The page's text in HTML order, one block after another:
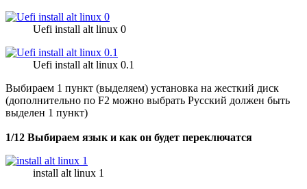
Uefi install alt linux 0
Uefi install alt linux 0.1
Выбираем 1 пункт (выделяем) установка на жесткий диск
(дополнительно по F2 можно выбрать Русский должен быть
выделен 1 пункт)
1/12 Выбираем язык и как он будет переключатся
install alt linux 1